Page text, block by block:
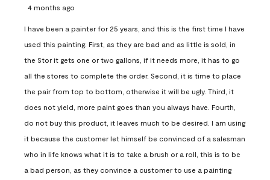
4 months ago
I have been a painter for 25 years, and this is the first time I have
used this painting. First, as they are bad and as little is sold, in
the Stor it gets one or two gallons, if it needs more, it has to go
all the stores to complete the order. Second, it is time to place
the pair from top to bottom, otherwise it will be ugly. Third, it
does not yield, more paint goes than you always have. Fourth,
do not buy this product, it leaves much to be desired. I am using
it because the customer let himself be convinced of a salesman
who in life knows what it is to take a brush or a roll, this is to be
a bad person, as they convince a customer to use a painting